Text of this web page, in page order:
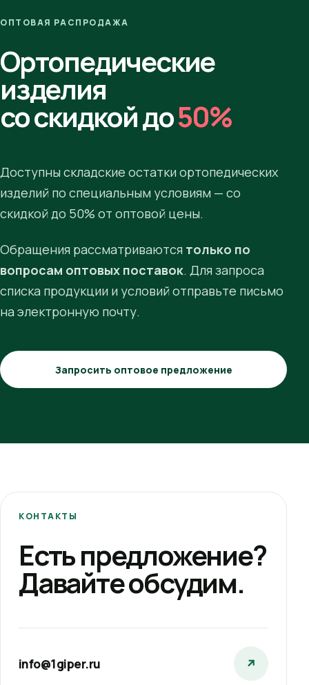
ОПТОВАЯ РАСПРОДАЖА
Ортопедические
изделия
со скидкой до50%
Доступны складские остатки ортопедических
изделий по специальным условиям — со
скидкой до 50% от оптовой цены.
Обращения рассматриваются только по
вопросам оптовых поставок. Для запроса
списка продукции и условий отправьте письмо
на электронную почту.
Запросить оптовое предложение
КОНТАКТЫ
Есть предложение?
Давайте обсудим.
info@1giper.ru ↗